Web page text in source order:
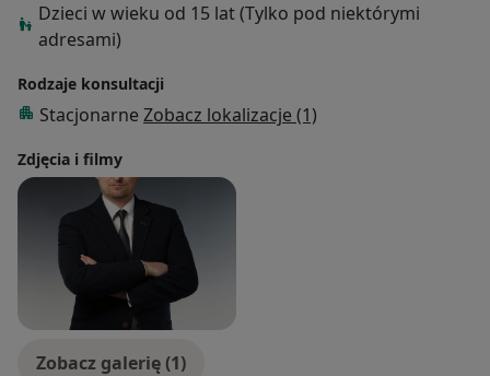
Dzieci w wieku od 15 lat (Tylko pod niektórymi
adresami)
Rodzaje konsultacji
Stacjonarne Zobacz lokalizacje (1)
Zdjęcia i filmy
Zobacz galerię (1)